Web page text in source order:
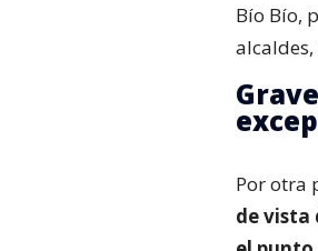
Bío Bío,
alcaldes,
Por otra
de vista